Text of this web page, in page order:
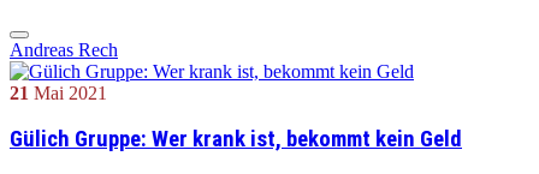
Andreas Rech
21 Mai 2021
Gülich Gruppe: Wer krank ist, bekommt kein Geld